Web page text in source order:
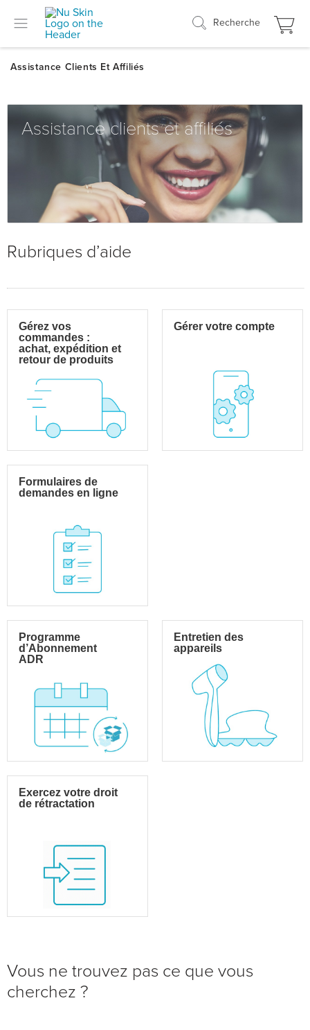
Recherche
Assistance clients et affiliés
Rubriques d’aide
Gérez vos
commandes :
achat, expédition et
retour de produits
Gérer votre compte
Formulaires de
demandes en ligne
Programme
d’Abonnement
ADR
Entretien des
appareils
Exercez votre droit
de rétractation
Vous ne trouvez pas ce que vous
cherchez ?